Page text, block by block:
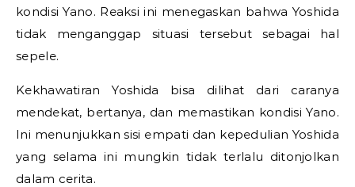
kondisi Yano. Reaksi ini menegaskan bahwa Yoshida
tidak menganggap situasi tersebut sebagai hal
sepele.
Kekhawatiran Yoshida bisa dilihat dari caranya
mendekat, bertanya, dan memastikan kondisi Yano.
Ini menunjukkan sisi empati dan kepedulian Yoshida
yang selama ini mungkin tidak terlalu ditonjolkan
dalam cerita.